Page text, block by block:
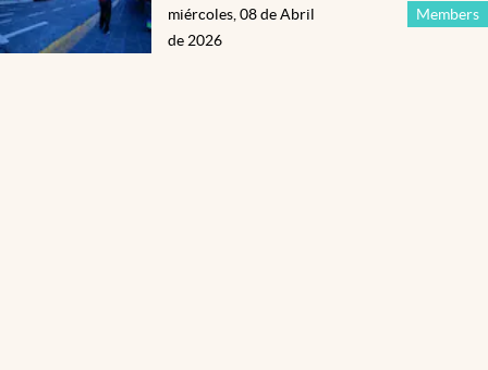
Members
miércoles, 08 de Abril
de 2026